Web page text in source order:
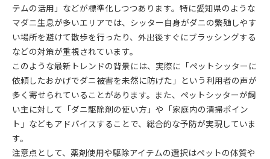
テムの活用」などが標準化しつつあります。特に愛知県のような
マダニ生息が多いエリアでは、シッター自身がダニの繁殖しやす
い場所を避けて散歩を行ったり、外出後すぐにブラッシングする
などの対策が重視されています。
このような最新トレンドの背景には、実際に「ペットシッターに
依頼したおかげでダニ被害を未然に防げた」という利用者の声が
多く寄せられていることがあります。また、ペットシッターが飼
い主に対して「ダニ駆除剤の使い方」や「家庭内の清掃ポイン
ト」などもアドバイスすることで、総合的な予防が実現していま
す。
注意点として、薬剤使用や駆除アイテムの選択はペットの体質や